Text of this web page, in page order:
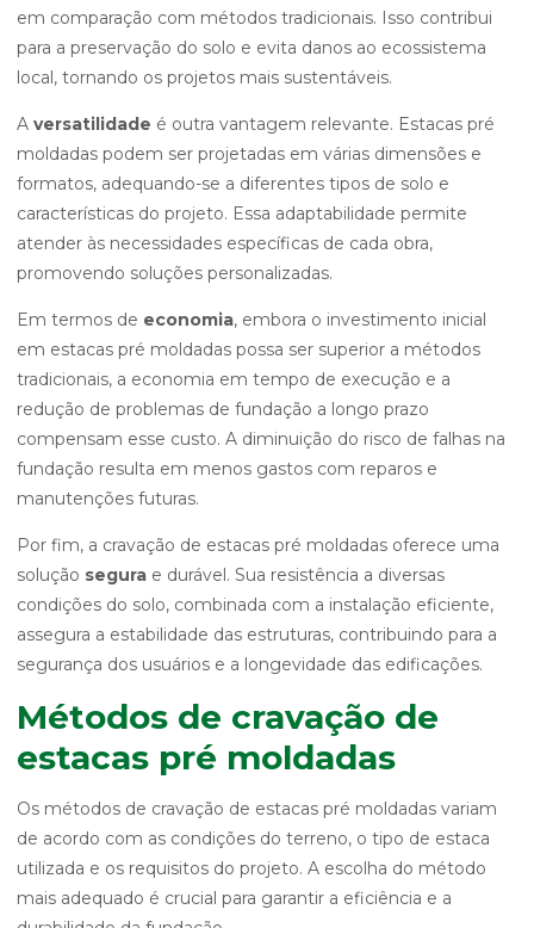
em comparação com métodos tradicionais. Isso contribui
para a preservação do solo e evita danos ao ecossistema
local, tornando os projetos mais sustentáveis.
A versatilidade é outra vantagem relevante. Estacas pré
moldadas podem ser projetadas em várias dimensões e
formatos, adequando-se a diferentes tipos de solo e
características do projeto. Essa adaptabilidade permite
atender às necessidades específicas de cada obra,
promovendo soluções personalizadas.
Em termos de economia, embora o investimento inicial
em estacas pré moldadas possa ser superior a métodos
tradicionais, a economia em tempo de execução e a
redução de problemas de fundação a longo prazo
compensam esse custo. A diminuição do risco de falhas na
fundação resulta em menos gastos com reparos e
manutenções futuras.
Por fim, a cravação de estacas pré moldadas oferece uma
solução segura e durável. Sua resistência a diversas
condições do solo, combinada com a instalação eficiente,
assegura a estabilidade das estruturas, contribuindo para a
segurança dos usuários e a longevidade das edificações.
Métodos de cravação de
estacas pré moldadas
Os métodos de cravação de estacas pré moldadas variam
de acordo com as condições do terreno, o tipo de estaca
utilizada e os requisitos do projeto. A escolha do método
mais adequado é crucial para garantir a eficiência e a